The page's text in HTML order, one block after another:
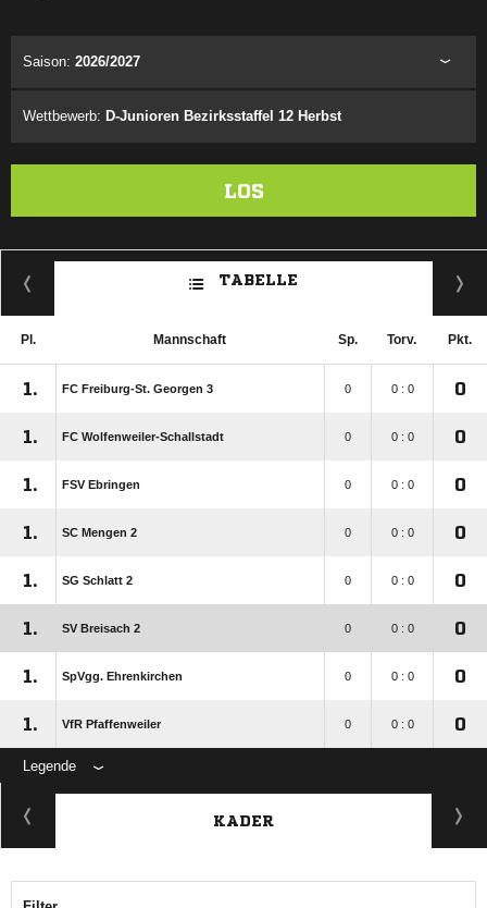
Saison: 2026/2027
Wettbewerb: D-Junioren Bezirksstaffel 12 Herbst
LOS
TABELLE
Pl. Mannschaft Sp. Torv. Pkt.
1. FC Freiburg-St. Georgen 3 0 0 : 0 0
1. FC Wolfenweiler-Schallstadt 0 0 : 0 0
1. FSV Ebringen 0 0 : 0 0
1. SC Mengen 2 0 0 : 0 0
1. SG Schlatt 2 0 0 : 0 0
1. SV Breisach 2 0 0 : 0 0
1. SpVgg. Ehrenkirchen 0 0 : 0 0
1. VfR Pfaffenweiler 0 0 : 0 0
Legende
KADER